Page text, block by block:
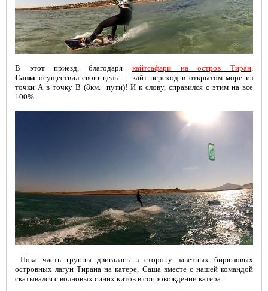
В этот приезд, благодаря кайтсафари на остров Тиран
Саша осуществил свою цель – кайт переход в открытом море из
точки А в точку B (8км. пути)! И к слову, справился с этим на все
100%.
Пока часть группы двигалась в сторону заветных бирюзовых
островных лагун Тирана на катере, Саша вместе с нашей командой
скатывался с волновых синих китов в сопровождении катера.